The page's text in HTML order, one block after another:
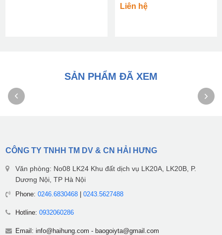
Liên hệ
SẢN PHẨM ĐÃ XEM
CÔNG TY TNHH TM DV & CN HẢI HƯNG
Văn phòng: No08 LK24 Khu đất dịch vụ LK20A, LK20B, P.
Dương Nội, TP Hà Nội
Phone: 0246.6830468| 0243.5627488
Hotline: 0932060286
Email: info@haihung.com - baogoiyta@gmail.com